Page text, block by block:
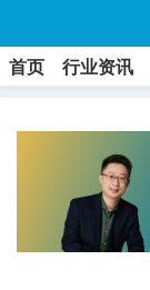
首页 行业资讯